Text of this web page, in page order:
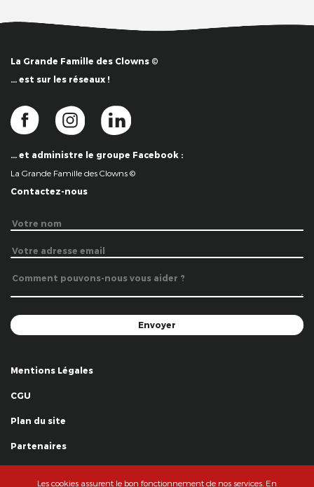
La Grande Famille des Clowns ©
… est sur les réseaux !
… et administre le groupe Facebook :
La Grande Famille des Clowns ©
Contactez-nous
Mentions Légales
CGU
Plan du site
Partenaires
Les cookies assurent le bon fonctionnement de nos services. En